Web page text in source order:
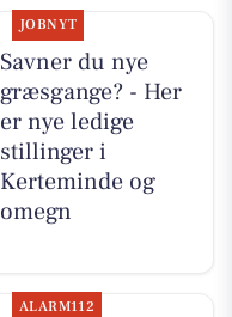
JOBNYT
Savner du nye
græsgange? - Her
er nye ledige
stillinger i
Kerteminde og
omegn
ALARM112